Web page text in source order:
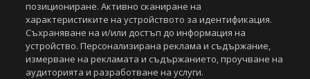
позициониране. Активно сканиране на
характеристиките на устройството за идентификация.
Съхраняване на и/или достъп до информация на
устройство. Персонализирана реклама и съдържание,
измерване на рекламата и съдържанието, проучване на
аудиторията и разработване на услуги.